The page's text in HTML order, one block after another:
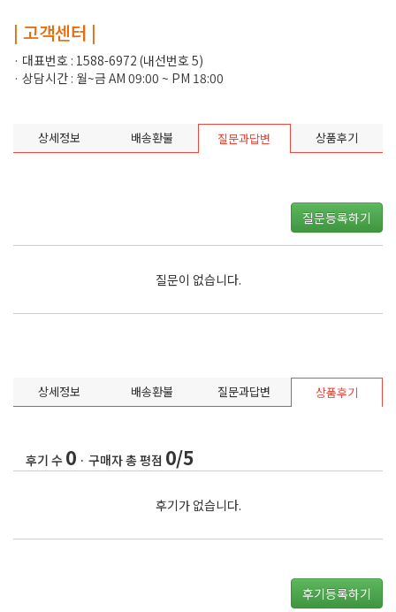
| 고객센터 |
· 대표번호 : 1588-6972 (내선번호 5)
· 상담시간 : 월~금 AM 09:00 ~ PM 18:00
상세정보 배송환불 질문과답변 상품후기
질문등록하기
질문이 없습니다.
상세정보 배송환불 질문과답변 상품후기
후기 수 0 · 구매자 총 평점 0/5
후기가 없습니다.
후기등록하기